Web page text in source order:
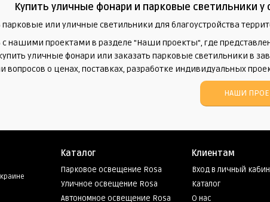
Купить уличные фонари и парковые светильники у
парковые или уличные светильники для благоустройства
с нашими проектами в разделе "Наши проекты", где
уличные фонари или заказать парковые светильники в
вопросов о ценах, поставках, разработке индивидуальных
НАШИ
Каталог
Парковое освещение Rosa
Уличное освещение Rosa
Автономное освещение Rosa
Клиентам
Вход в личный
Каталог
О нас